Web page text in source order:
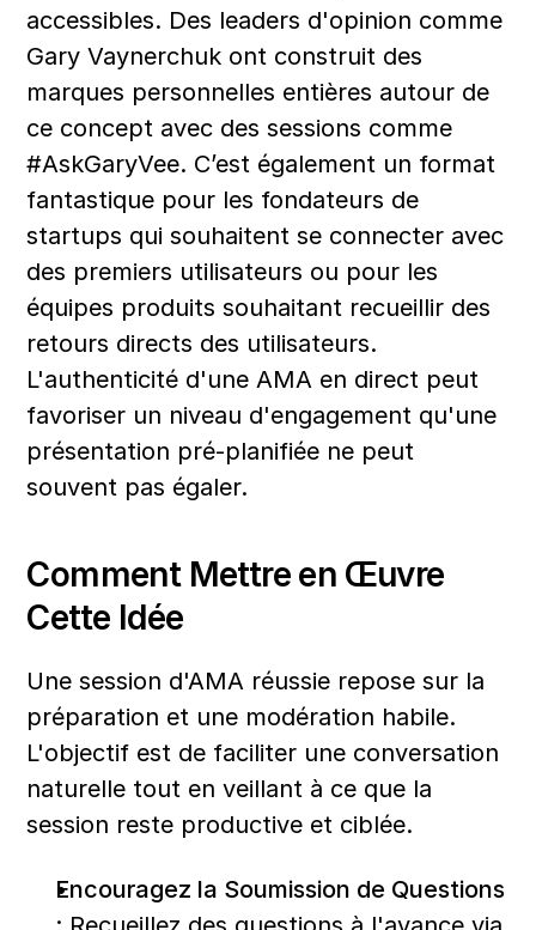
accessibles. Des leaders d'opinion comme
Gary Vaynerchuk ont construit des
marques personnelles entières autour de
ce concept avec des sessions comme
#AskGaryVee. C’est également un format
fantastique pour les fondateurs de
startups qui souhaitent se connecter avec
des premiers utilisateurs ou pour les
équipes produits souhaitant recueillir des
retours directs des utilisateurs.
L'authenticité d'une AMA en direct peut
favoriser un niveau d'engagement qu'une
présentation pré-planifiée ne peut
souvent pas égaler.
Comment Mettre en Œuvre
Cette Idée
Une session d'AMA réussie repose sur la
préparation et une modération habile.
L'objectif est de faciliter une conversation
naturelle tout en veillant à ce que la
session reste productive et ciblée.
Encouragez la Soumission de Questions